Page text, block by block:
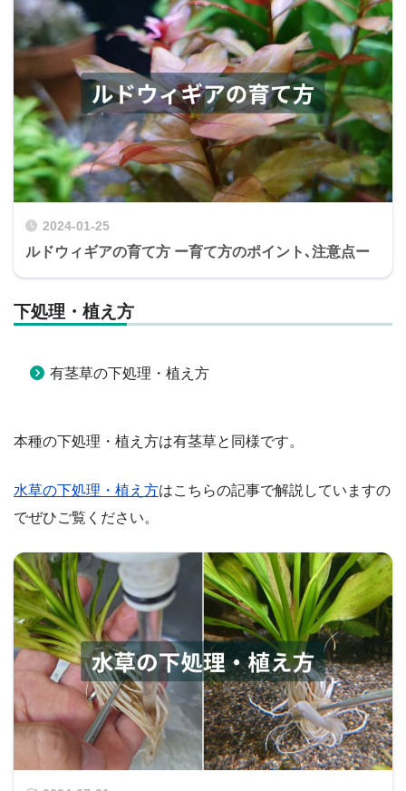
2024-01-25
ルドウィギアの育て方 ー育て方のポイント､注意点ー
下処理・植え方
有茎草の下処理・植え方
本種の下処理・植え方は有茎草と同様です。
水草の下処理・植え方はこちらの記事で解説していますの
でぜひご覧ください。